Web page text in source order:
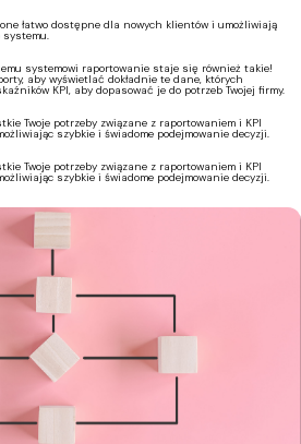
łatwo dostępne dla nowych klientów i umożliwiają
systemu.
systemowi raportowanie staje się również takie!
aby wyświetlać dokładnie te dane, których
KPI, aby dopasować je do potrzeb Twojej firmy.
Twoje potrzeby związane z raportowaniem i KPI
szybkie i świadome podejmowanie decyzji.
Twoje potrzeby związane z raportowaniem i KPI
szybkie i świadome podejmowanie decyzji.